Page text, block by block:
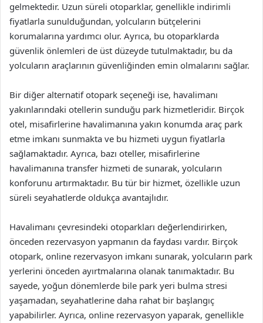
gelmektedir. Uzun süreli otoparklar, genellikle indirimli
fiyatlarla sunulduğundan, yolcuların bütçelerini
korumalarına yardımcı olur. Ayrıca, bu otoparklarda
güvenlik önlemleri de üst düzeyde tutulmaktadır, bu da
yolcuların araçlarının güvenliğinden emin olmalarını sağlar.
Bir diğer alternatif otopark seçeneği ise, havalimanı
yakınlarındaki otellerin sunduğu park hizmetleridir. Birçok
otel, misafirlerine havalimanına yakın konumda araç park
etme imkanı sunmakta ve bu hizmeti uygun fiyatlarla
sağlamaktadır. Ayrıca, bazı oteller, misafirlerine
havalimanına transfer hizmeti de sunarak, yolcuların
konforunu artırmaktadır. Bu tür bir hizmet, özellikle uzun
süreli seyahatlerde oldukça avantajlıdır.
Havalimanı çevresindeki otoparkları değerlendirirken,
önceden rezervasyon yapmanın da faydası vardır. Birçok
otopark, online rezervasyon imkanı sunarak, yolcuların park
yerlerini önceden ayırtmalarına olanak tanımaktadır. Bu
sayede, yoğun dönemlerde bile park yeri bulma stresi
yaşamadan, seyahatlerine daha rahat bir başlangıç
yapabilirler. Ayrıca, online rezervasyon yaparak, genellikle